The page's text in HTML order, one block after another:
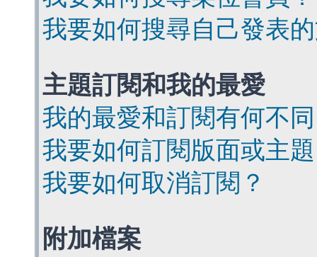
我要如何搜尋自己發表
主題訂閱和我的最愛
我的最愛和訂閱有何不
我要如何訂閱版面或主
我要如何取消訂閱？
附加檔案